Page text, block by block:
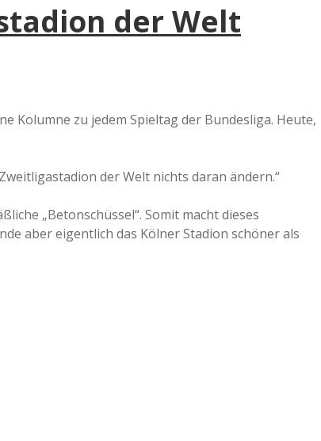
der Welt
Kolumne zu jedem Spieltag der Bundesliga. Heute,
der Welt nichts daran ändern.“
„Betonschüssel“. Somit macht dieses
aber eigentlich das Kölner Stadion schöner als